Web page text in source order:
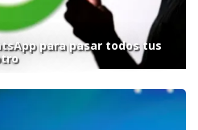
para pasar todos tus